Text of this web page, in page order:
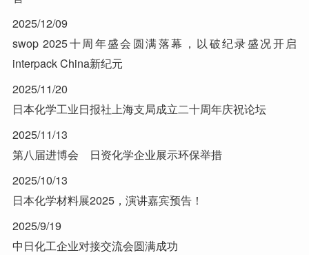
2025/12/09
swop 2025十周年盛会圆满落幕，以破纪录盛况开启
interpack China新纪元
2025/11/20
日本化学工业日报社上海支局成立二十周年庆祝论坛
2025/11/13
第八届进博会 日资化学企业展示环保举措
2025/10/13
日本化学材料展2025，演讲嘉宾预告！
2025/9/19
中日化工企业对接交流会圆满成功